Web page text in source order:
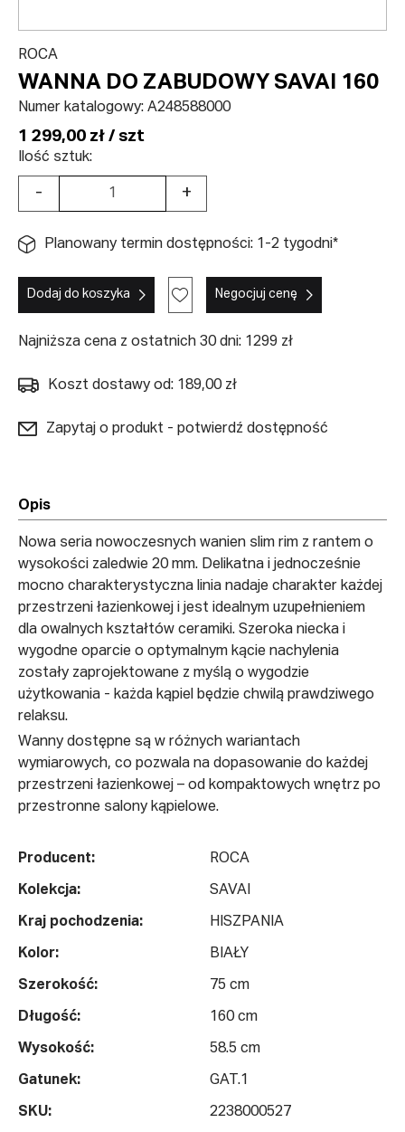
ROCA
WANNA DO ZABUDOWY SAVAI 160
Numer katalogowy: A248588000
1 299,00 zł / szt
Ilość sztuk:
- +
Planowany termin dostępności: 1-2 tygodni*
Dodaj do koszyka Negocjuj cenę
Najniższa cena z ostatnich 30 dni: 1299 zł
Koszt dostawy od: 189,00 zł
Zapytaj o produkt - potwierdź dostępność
Opis
Nowa seria nowoczesnych wanien slim rim z rantem o
wysokości zaledwie 20 mm. Delikatna i jednocześnie
mocno charakterystyczna linia nadaje charakter każdej
przestrzeni łazienkowej i jest idealnym uzupełnieniem
dla owalnych kształtów ceramiki. Szeroka niecka i
wygodne oparcie o optymalnym kącie nachylenia
zostały zaprojektowane z myślą o wygodzie
użytkowania - każda kąpiel będzie chwilą prawdziwego
relaksu.
Wanny dostępne są w różnych wariantach
wymiarowych, co pozwala na dopasowanie do każdej
przestrzeni łazienkowej – od kompaktowych wnętrz po
przestronne salony kąpielowe.
Producent: ROCA
Kolekcja: SAVAI
Kraj pochodzenia: HISZPANIA
Kolor: BIAŁY
Szerokość: 75 cm
Długość: 160 cm
Wysokość: 58.5 cm
Gatunek: GAT.1
SKU: 2238000527